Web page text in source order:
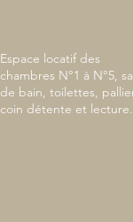
Espace locatif des
chambres N°1 à N°5,
de bain, toilettes,
coin détente et lecture.